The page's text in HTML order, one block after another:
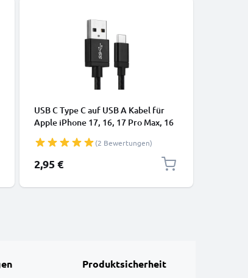
USB C Type C auf USB A Kabel für
Apple iPhone 17, 16, 17 Pro Max, 16
Samsung Galaxy S25 Ultra, S25
Google Pixel 10, 9a, 10 Pro, 10 Pro
XL Xiaomi 15 Ultra, Redmi Note 14
(2 Bewertungen)
2,95 €
Produktsicherheit